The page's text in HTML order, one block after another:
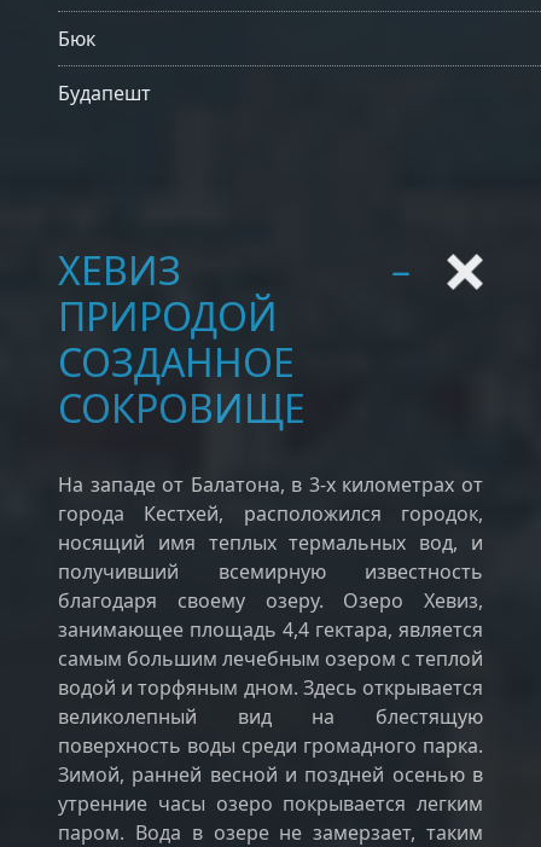
Бюк
Будапешт
ХЕВИЗ –
ПРИРОДОЙ
СОЗДАННОЕ
СОКРОВИЩЕ
На западе от Балатона, в 3-х километрах от
города Кестхей, расположился городок,
носящий имя теплых термальных вод, и
получивший всемирную известность
благодаря своему озеру. Озеро Хевиз,
занимающее площадь 4,4 гектара, является
самым большим лечебным озером с теплой
водой и торфяным дном. Здесь открывается
великолепный вид на блестящую
поверхность воды среди громадного парка.
Зимой, ранней весной и поздней осенью в
утренние часы озеро покрывается легким
паром. Вода в озере не замерзает, таким